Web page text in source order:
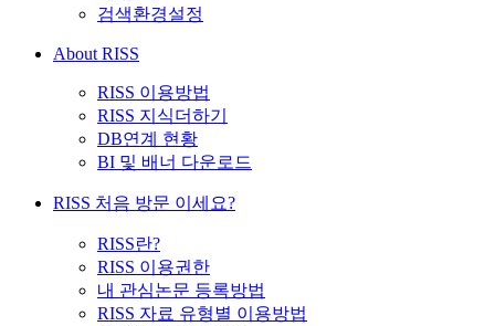
검색환경설정
About RISS
RISS 이용방법
RISS 지식더하기
DB연계 현황
BI 및 배너 다운로드
RISS 처음 방문 이세요?
RISS란?
RISS 이용권한
내 관심논문 등록방법
RISS 자료 유형별 이용방법